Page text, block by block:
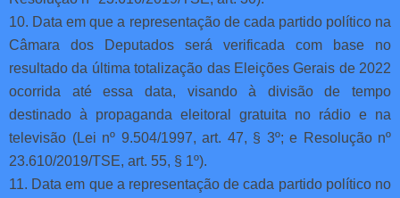
10. Data em que a representação de cada partido político na
Câmara dos Deputados será verificada com base no
resultado da última totalização das Eleições Gerais de 2022
ocorrida até essa data, visando à divisão de tempo
destinado à propaganda eleitoral gratuita no rádio e na
televisão (Lei nº 9.504/1997, art. 47, § 3º; e Resolução nº
23.610/2019/TSE, art. 55, § 1º).
11. Data em que a representação de cada partido político no